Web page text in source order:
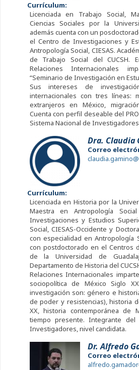
Currículum:
Licenciada en Trabajo Social,
Ciencias Sociales por la
además cuenta con un
el Centro de Investigaciones y
Antropología Social, CIESAS.
de Trabajo Social del CUCSH.
Relaciones Internacionales
“Seminario de Investigación en
Sus intereses de
internacionales con tres líneas:
extranjeros en México,
Cuenta con perfil deseable del
Sistema Nacional de
Dra. Claudia
Correo
Currículum:
Licenciada en Historia por la
Maestra en Antropología
Investigaciones y Estudios
Social, CIESAS-Occidente y
con especialidad en Antropología
con postdoctorado en el Centros
de la Universidad de
Departamento de Historia del
Relaciones Internacionales
sociopolítica de México Siglo
investigación son: género e
de poder y resistencias), historia
XX, historia contemporánea de
tiempo presente. Integrante del
Investigadores, nivel candidata.
Dr. Alfredo
Correo